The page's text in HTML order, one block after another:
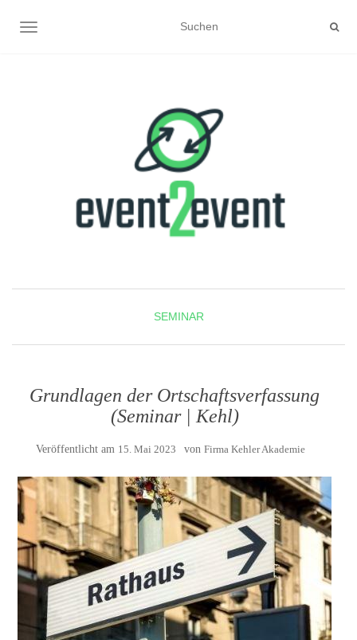
NAVIGATION UMSCHALTEN
SEMINAR
Grundlagen der Ortschaftsverfassung
(Seminar | Kehl)
Veröffentlicht am 15. Mai 2023 von Firma Kehler Akademie